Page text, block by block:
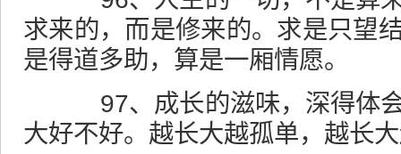
求来的，而是修来的。求是只望
是得道多助，算是一厢情愿。
97、成长的滋味，深得体会
大好不好。越长大越孤单，越长